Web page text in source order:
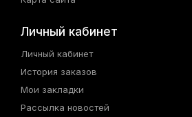
Личный кабинет
Личный кабинет
История заказов
Мои закладки
Рассылка новостей